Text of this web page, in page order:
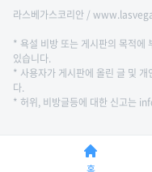
라스베가스코리안 /
* 욕설 비방 또는 게시판의 목적에
있습니다.
* 사용자가 게시판에 올린 글 및
다.
* 허위, 비방글등에 대한 신고는